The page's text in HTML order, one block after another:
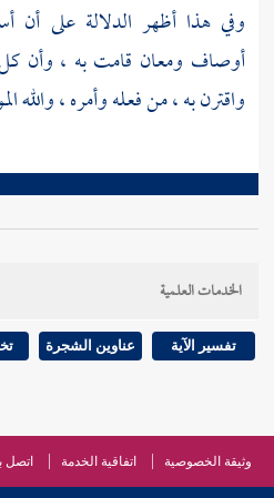
وفي هذا أظهر الدلالة على أن
أوصاف ومعان قامت به ، وأن
واقترن به ، من فعله وأمره ، والله
الخدمات العلمية
تفسير الآية عناوين الشجرة
وثيقة الخصوصية اتفاقية الخدمة اتصل